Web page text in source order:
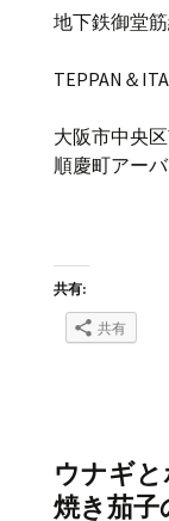
地下鉄御堂
TEPPAN＆
大阪市中央
順慶町アー
共有:
共有
ウナギ
焼き茄